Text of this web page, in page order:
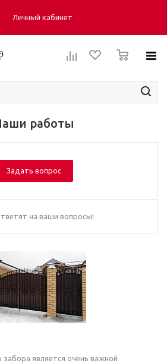
Личный кабинет
работы
Задать вопрос
на ваши вопросы!
является очень важной